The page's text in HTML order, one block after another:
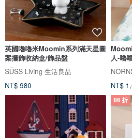
英國嚕嚕米Moomin系列滿天星圖
案擺飾收納盒/飾品盤
SÜSS Living 生活良品
NT$ 980
人-嚕
NT$
86 折